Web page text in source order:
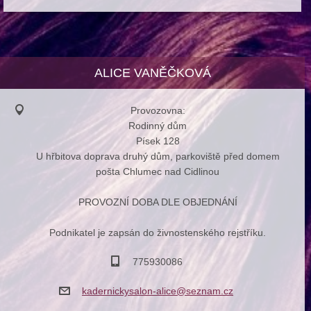
ALICE VANĚČKOVÁ
Provozovna:
Rodinný dům
Písek 128
U hřbitova doprava druhý dům, parkoviště před domem
pošta Chlumec nad Cidlinou
PROVOZNÍ DOBA DLE OBJEDNÁNÍ
Podnikatel je zapsán do živnostenského rejstříku.
775930086
kadernickysalon-alice@seznam.cz